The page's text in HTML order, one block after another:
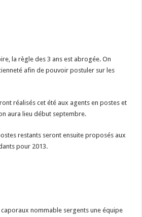
la règle des 3 ans est abrogée. On
afin de pouvoir postuler sur les
réalisés cet été aux agents en postes et
aura lieu début septembre.
restants seront ensuite proposés aux
pour 2013.
caporaux nommable sergents une équipe